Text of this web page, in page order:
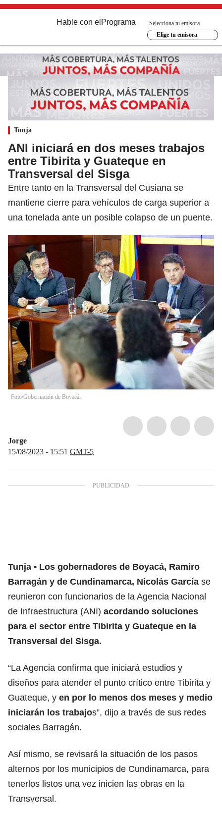
Hable con el Programa
Selecciona tu emisora
Elige tu emisora
Tunja
ANI iniciará en dos meses trabajos
entre Tibirita y Guateque en
Transversal del Sisga
Entre tanto en la Transversal del Cusiana se
mantiene cierre para vehículos de carga superior a
una tonelada ante un posible colapso de un puente.
Foto/Gobernación de Boyacá.
Jorge
15/08/2023 - 15:51 GMT-5
Tunja
Los gobernadores de Boyacá, Ramiro
Barragán y de Cundinamarca, Nicolás García se
reunieron con funcionarios de la Agencia Nacional
de Infraestructura (ANI) acordando soluciones
para el sector entre Tibirita y Guateque en la
Transversal del Sisga.
“La Agencia confirma que iniciará estudios y
diseños para atender el punto crítico entre Tibirita y
Guateque, y en por lo menos dos meses y medio
iniciarán los trabajos”, dijo a través de sus redes
sociales Barragán.
Así mismo, se revisará la situación de los pasos
alternos por los municipios de Cundinamarca, para
tenerlos listos una vez inicien las obras en la
Transversal.